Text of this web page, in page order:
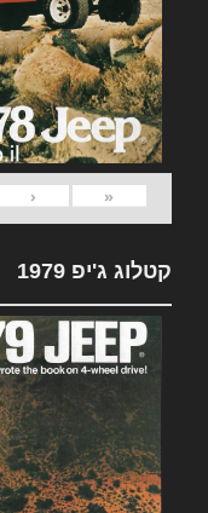
«
‹
קטלוג ג'יפ 1979